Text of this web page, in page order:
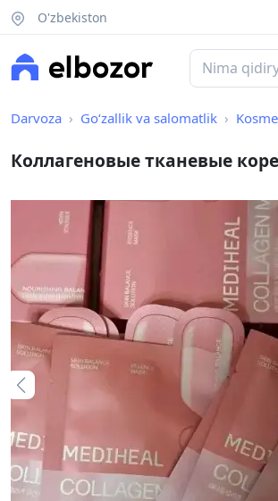
O'zbekiston
Darvoza Go‘zallik va salomatlik
Коллагеновые тканевые